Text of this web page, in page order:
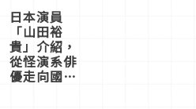
日本演員
「山田裕
貴」介紹，
從怪演系俳
優走向國民